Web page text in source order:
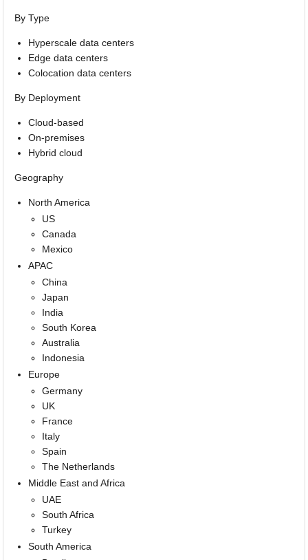
By Type
Hyperscale data centers
Edge data centers
Colocation data centers
By Deployment
Cloud-based
On-premises
Hybrid cloud
Geography
North America
US
Canada
Mexico
APAC
China
Japan
India
South Korea
Australia
Indonesia
Europe
Germany
UK
France
Italy
Spain
The Netherlands
Middle East and Africa
UAE
South Africa
Turkey
South America